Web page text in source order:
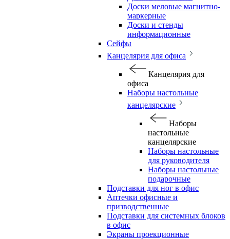
Доски меловые магнитно-
маркерные
Доски и стенды
информационные
Сейфы
Канцелярия для офиса
Канцелярия для
офиса
Наборы настольные
канцелярские
Наборы
настольные
канцелярские
Наборы настольные
для руководителя
Наборы настольные
подарочные
Подставки для ног в офис
Аптечки офисные и
призводственные
Подставки для системных блоков
в офис
Экраны проекционные